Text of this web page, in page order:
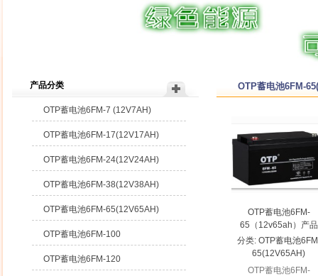
产品分类
OTP蓄电池6FM-7 (12V7AH)
OTP蓄电池6FM-17(12V17AH)
OTP蓄电池6FM-24(12V24AH)
OTP蓄电池6FM-38(12V38AH)
OTP蓄电池6FM-65(12V65AH)
OTP蓄电池6FM-100
OTP蓄电池6FM-120
OTP蓄电池6FM-
OTP蓄电池6FM-
65（12v65ah）产品
分类: OTP蓄电池
65(12V65AH)
OTP蓄电池6FM-